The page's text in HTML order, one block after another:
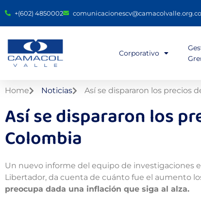
+(602) 4850002 comunicacionescv@camacolvalle.org.co
Corporativo
Home Noticias Así se dispararon los precios
Así se dispararon los
Colombia
Un nuevo informe del equipo de investigaciones
Libertador, da cuenta de cuánto fue el aumento
preocupa dada una inflación que siga al alza.